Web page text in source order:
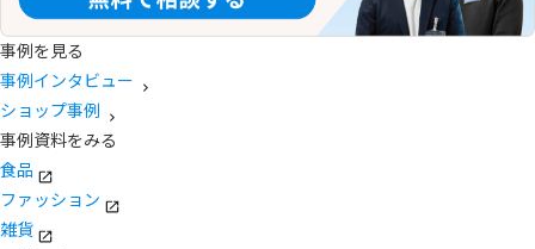
事例を見る
事例インタビュー
ショップ事例
事例資料をみる
食品
ファッション
雑貨